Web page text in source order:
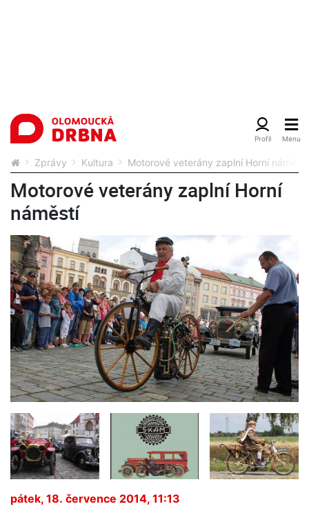
Zprávy Kultura Motorové veterány zaplní Horní náměstí
Motorové veterány zaplní Horní
náměstí
pátek, 18. července 2014, 11:13